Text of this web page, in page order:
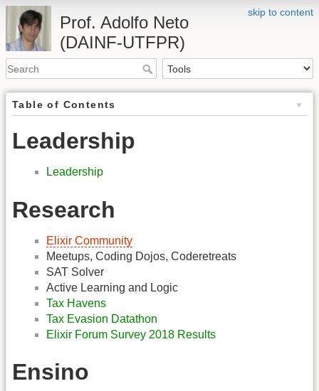
skip to content
Prof. Adolfo Neto
(DAINF-UTFPR)
Table of Contents
Leadership
Leadership
Research
Elixir Community
Meetups, Coding Dojos, Coderetreats
SAT Solver
Active Learning and Logic
Tax Havens
Tax Evasion Datathon
Elixir Forum Survey 2018 Results
Ensino